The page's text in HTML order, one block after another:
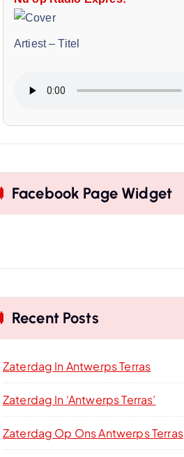
Artiest–Titel
Facebook Page Widget
Recent Posts
Zaterdag In Antwerps Terras
Zaterdag In ‘Antwerps Terras’
Zaterdag Op Ons Antwerps Terras